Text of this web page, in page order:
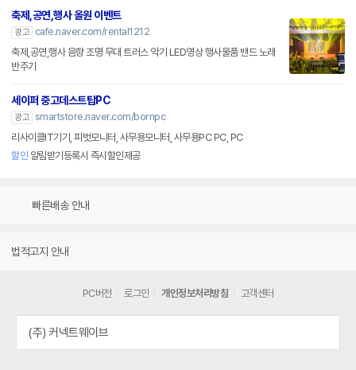
축제,공연,행사 올원 이벤트
광고
cafe.naver.com/rental1212
축제,공연,행사 음향 조명 무대 트러스 악기 LED영상 행사물품 밴드 노래
반주기
세이퍼 중고데스트탑PC
광고 smartstore.naver.com/bornpc
리사이클IT기기, 피벗모니터, 사무용모니터, 사무용PC PC, PC
할인 알림받기등록시 즉시할인제공
빠른배송 안내
법적고지 안내
PC버전 로그인 개인정보처리방침 고객센터
(주) 커넥트웨이브